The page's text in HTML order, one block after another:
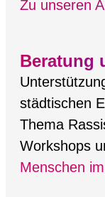
Zu unseren
Beratung
städtischen
Thema
Workshops
Menschen